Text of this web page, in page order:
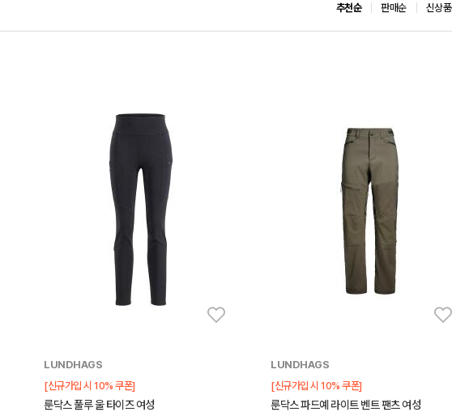
추천순 판매순 신상
LUNDHAGS
[신규가입 시 10% 쿠폰]
룬닥스 풀루 울 타이즈 여성
LUNDHAGS
[신규가입 시 10% 쿠폰]
룬닥스 파드예 라이트 벤트 팬츠 여성